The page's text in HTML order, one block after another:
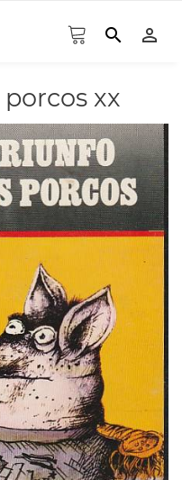
search person_outline
xx